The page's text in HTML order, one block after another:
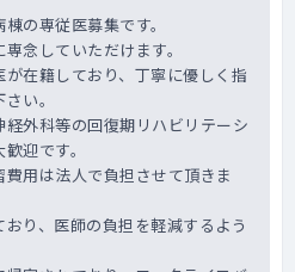
の専従医募集です。
念していただけます。
在籍しており、丁寧に優しく指
い。
外科等の回復期リハビリテーシ
迎です。
用は法人で負担させて頂きま
り、医師の負担を軽減するよう